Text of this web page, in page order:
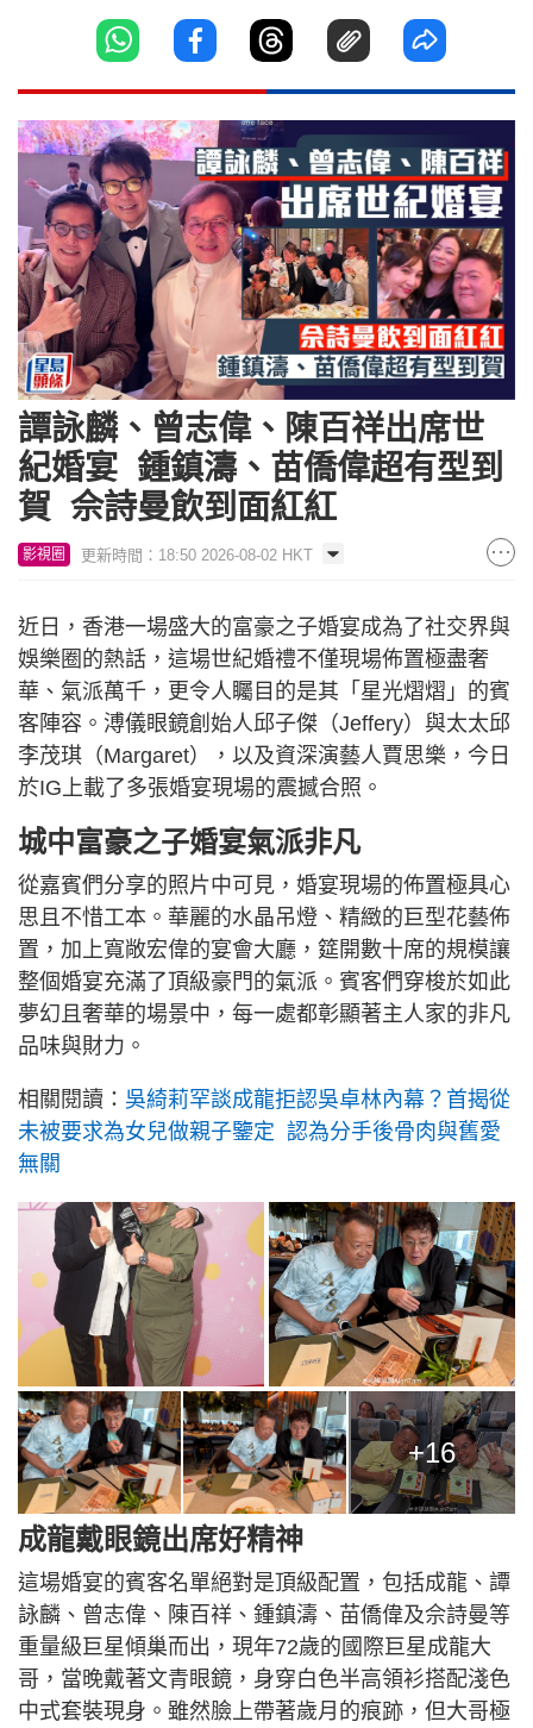
譚詠麟、曾志偉、陳百祥出席世
紀婚宴 鍾鎮濤、苗僑偉超有型到
賀 佘詩曼飲到面紅紅
影視圈 更新時間：18:50 2026-08-02 HKT
近日，香港一場盛大的富豪之子婚宴成為了社交界與
娛樂圈的熱話，這場世紀婚禮不僅現場佈置極盡奢
華、氣派萬千，更令人矚目的是其「星光熠熠」的賓
客陣容。溥儀眼鏡創始人邱子傑（Jeffery）與太太邱
李茂琪（Margaret），以及資深演藝人賈思樂，今日
於IG上載了多張婚宴現場的震撼合照。
城中富豪之子婚宴氣派非凡
從嘉賓們分享的照片中可見，婚宴現場的佈置極具心
思且不惜工本。華麗的水晶吊燈、精緻的巨型花藝佈
置，加上寬敞宏偉的宴會大廳，筵開數十席的規模讓
整個婚宴充滿了頂級豪門的氣派。賓客們穿梭於如此
夢幻且奢華的場景中，每一處都彰顯著主人家的非凡
品味與財力。
相關閱讀： 吳綺莉罕談成龍拒認吳卓林內幕？首揭從
未被要求為女兒做親子鑒定 認為分手後骨肉與舊愛
無關
+16
成龍戴眼鏡出席好精神
這場婚宴的賓客名單絕對是頂級配置，包括成龍、譚
詠麟、曾志偉、陳百祥、鍾鎮濤、苗僑偉及佘詩曼等
重量級巨星傾巢而出，現年72歲的國際巨星成龍大
哥，當晚戴著文青眼鏡，身穿白色半高領衫搭配淺色
中式套裝現身。雖然臉上帶著歲月的痕跡，但大哥極